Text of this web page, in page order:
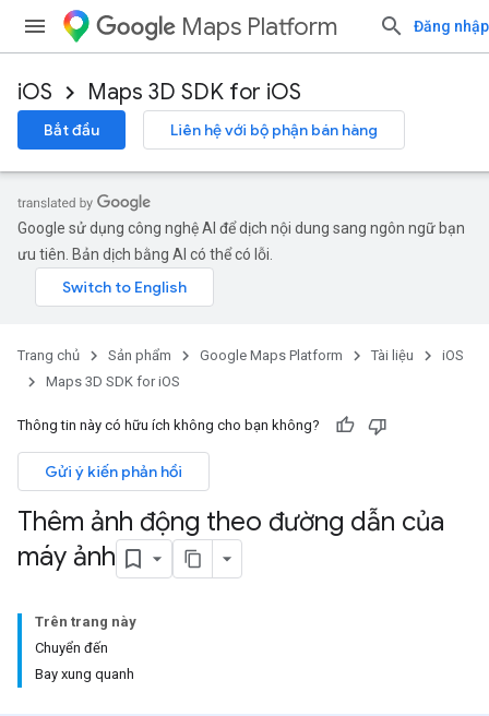
Maps Platform Đăng nhập
iOS Maps 3D SDK for iOS
Bắt đầu Liên hệ với bộ phận bán hàng
Google sử dụng công nghệ AI để dịch nội dung sang ngôn ngữ bạn
ưu tiên. Bản dịch bằng AI có thể có lỗi.
Trang chủ Sản phẩm Google Maps Platform Tài liệu
iOS
Maps 3D SDK for iOS
Thông tin này có hữu ích không cho bạn không?
Gửi ý kiến phản hồi
Thêm ảnh động theo đường dẫn của
máy ảnh
Trên trang này
Chuyển đến
Bay xung quanh